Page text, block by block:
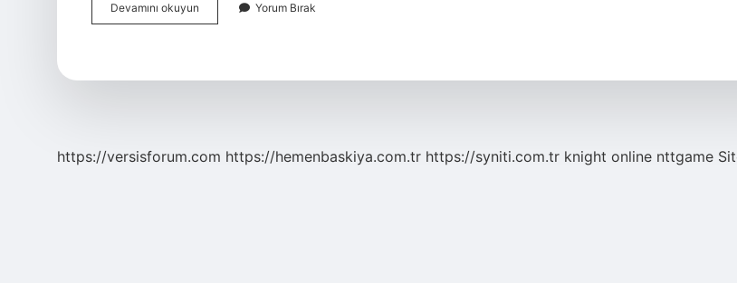
Devamını okuyun
1
Yorum Bırak
https://versisforum.com https://hemenbaskiya.com.tr https://syniti.com.tr knight online nttgame